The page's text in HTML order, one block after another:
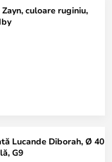
culoare ruginiu,
Lucande Diborah, Ø 40
G9